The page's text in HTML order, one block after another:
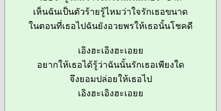
เห็นฉันเป็นตัวร้ายรู้ไหมว่าใจรักเธอขนาด
ในตอนที่เธอไปฉันยังอวยพรให้เธอนั้นโชคดี
เอิงฮะเอิงฮะเอยย
อยากให้เธอได้รู้ว่าฉันนั้นรักเธอเพียงใด
จึงยอมปล่อยให้เธอไป
เอิงฮะเอิงฮะเอยย